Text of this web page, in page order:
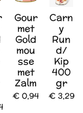
Gour
met
Gold
mou
sse
met
Zalm
€ 0,94
Carn
y
Run
d/
Kip
400
gr
€ 3,29